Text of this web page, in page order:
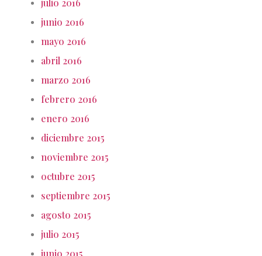
julio 2016
junio 2016
mayo 2016
abril 2016
marzo 2016
febrero 2016
enero 2016
diciembre 2015
noviembre 2015
octubre 2015
septiembre 2015
agosto 2015
julio 2015